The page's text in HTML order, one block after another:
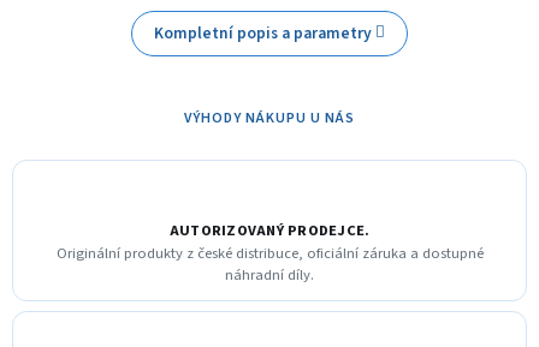
Kompletní popis a parametry
VÝHODY NÁKUPU U NÁS
AUTORIZOVANÝ PRODEJCE.
Originální produkty z české distribuce, oficiální záruka a dostupné
náhradní díly.